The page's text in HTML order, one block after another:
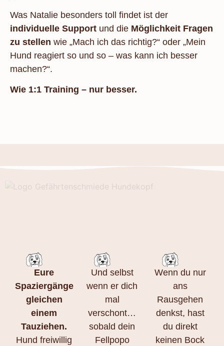
Was Natalie besonders toll findet ist der
individuelle Support und die Möglichkeit Fragen
zu stellen wie „Mach ich das richtig?“ oder „Mein
Hund reagiert so und so – was kann ich besser
machen?“.
Wie 1:1 Training – nur besser.
Eure
Spaziergänge
gleichen
einem
Tauziehen.
Hund freiwillig
Und selbst
wenn er dich
mal
verschont…
sobald dein
Fellpopo
Wenn du nur
ans
Rausgehen
denkst, hast
du direkt
keinen Bock